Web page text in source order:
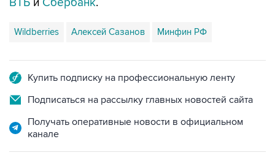
Wildberries Алексей Сазанов
Подписаться на рассылку главных новостей сайта
Получать оперативные новости в официальном
НОВОСТИ ПО ТЕМЕ